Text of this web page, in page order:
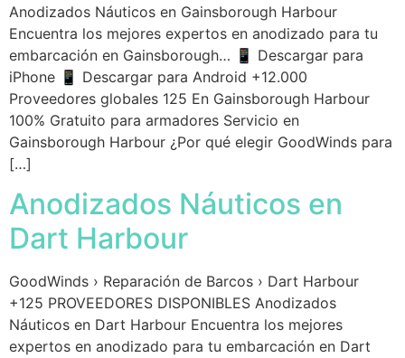
Anodizados Náuticos en Gainsborough Harbour
Encuentra los mejores expertos en anodizado para tu
embarcación en Gainsborough… 📱 Descargar para
iPhone 📱 Descargar para Android +12.000
Proveedores globales 125 En Gainsborough Harbour
100% Gratuito para armadores Servicio en
Gainsborough Harbour ¿Por qué elegir GoodWinds para
[…]
Anodizados Náuticos en
Dart Harbour
GoodWinds › Reparación de Barcos › Dart Harbour
+125 PROVEEDORES DISPONIBLES Anodizados
Náuticos en Dart Harbour Encuentra los mejores
expertos en anodizado para tu embarcación en Dart